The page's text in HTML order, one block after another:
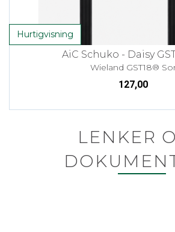
Hurtigvisning
AiC Schuko - Daisy
Wieland GST18®
127,00
LENKER